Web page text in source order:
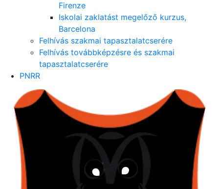
Firenze
Iskolai zaklatást megelőző kurzus,
Barcelona
Felhívás szakmai tapasztalatcserére
Felhívás továbbképzésre és szakmai
tapasztalatcserére
PNRR